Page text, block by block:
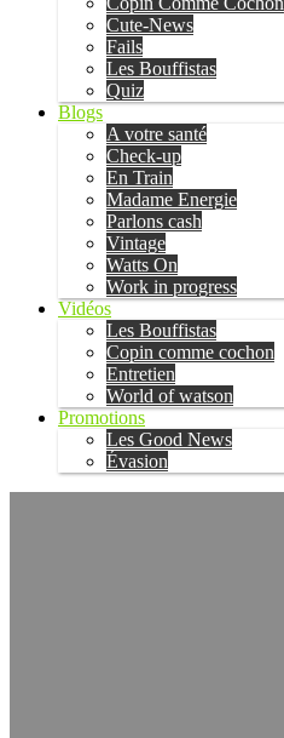
Cute-News
Fails
Les Bouffistas
Quiz
Blogs
A votre santé
Check-up
En Train
Madame Energie
Parlons cash
Vintage
Watts On
Work in progress
Vidéos
Les Bouffistas
Copin comme cochon
Entretien
World of watson
Promotions
Les Good News
Évasion